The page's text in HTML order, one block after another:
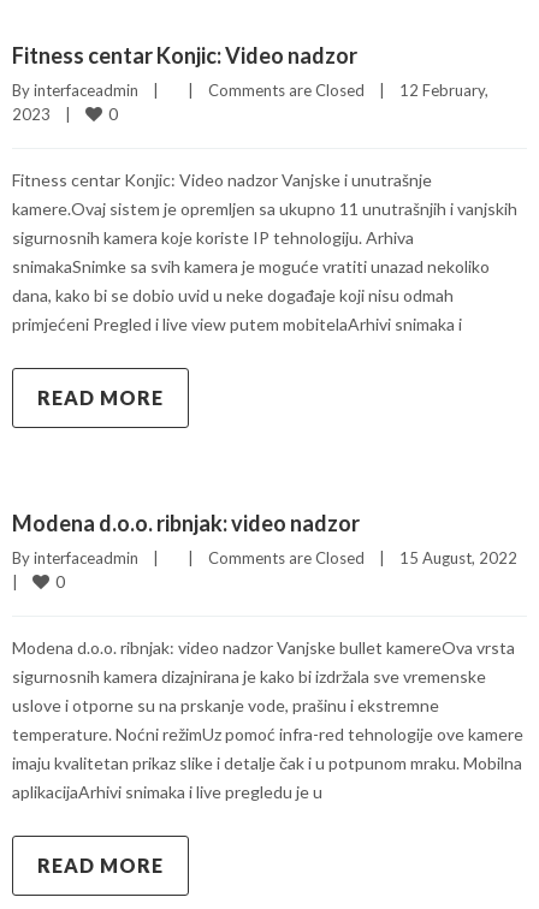
Fitness centar Konjic: Video nadzor
By interfaceadmin Comments are Closed
12 February,
2023
0
Fitness centar Konjic: Video nadzor Vanjske i unutrašnje
kamere.Ovaj sistem je opremljen sa ukupno 11 unutrašnjih i vanjskih
sigurnosnih kamera koje koriste IP tehnologiju. Arhiva
snimakaSnimke sa svih kamera je moguće vratiti unazad nekoliko
dana, kako bi se dobio uvid u neke događaje koji nisu odmah
primjećeni Pregled i live view putem mobitelaArhivi snimaka i
READ MORE
Modena d.o.o. ribnjak: video nadzor
By interfaceadmin Comments are Closed
0
Modena d.o.o. ribnjak: video nadzor Vanjske bullet kamereOva vrsta
sigurnosnih kamera dizajnirana je kako bi izdržala sve vremenske
uslove i otporne su na prskanje vode, prašinu i ekstremne
temperature. Noćni režimUz pomoć infra-red tehnologije ove kamere
imaju kvalitetan prikaz slike i detalje čak i u potpunom mraku. Mobilna
aplikacijaArhivi snimaka i live pregledu je u
READ MORE